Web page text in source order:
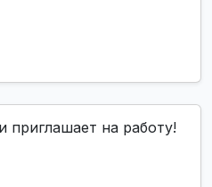
приглашает на работу!